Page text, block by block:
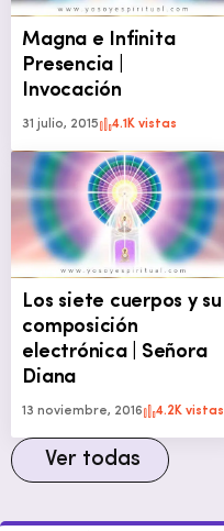
Magna e Infinita
Presencia |
Invocación
31 julio, 2015 4.1K vistas
Los siete cuerpos y su
composición
electrónica | Señora
Diana
13 noviembre, 2016 4.2K vistas
Ver todas